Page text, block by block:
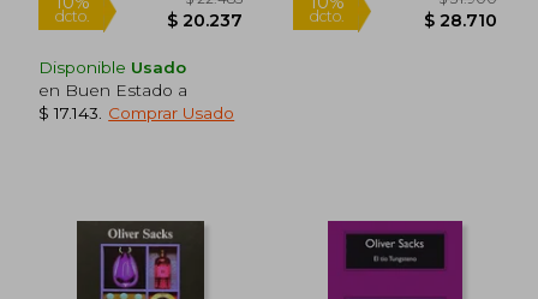
Disponible Usado
en Buen Estado a
$ 17.143
Comprar Usado